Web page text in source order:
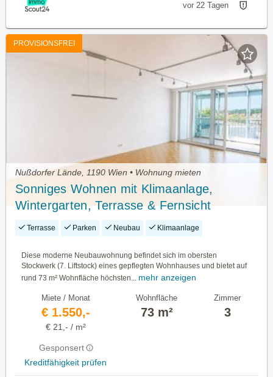
vor 22 Tagen
PROVISIONSFREI
Nußdorfer Lände, 1190 Wien • Wohnung mieten
Sonniges Wohnen mit Klimaanlage,
Wintergarten, Terrasse & Fernsicht
Terrasse Parken Neubau Klimaanlage
Diese moderne Neubauwohnung befindet sich im obersten
Stockwerk (7. Liftstock) eines gepflegten Wohnhauses und bietet auf
rund 73 m² Wohnfläche höchsten...
mehr anzeigen
Miete / Monat
€ 1.550,-
€ 21,- / m²
Gesponsert
Kreditfähigkeit prüfen
Wohnfläche
73 m²
Zimmer
3